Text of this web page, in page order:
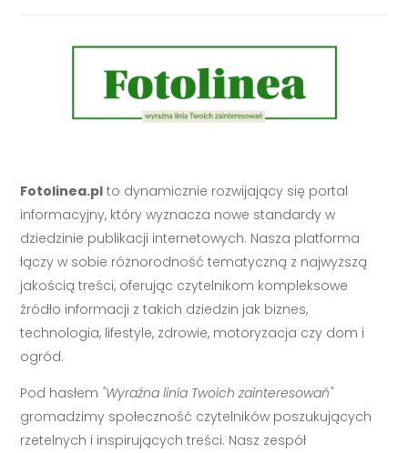
Fotolinea.pl to dynamicznie rozwijający się portal
informacyjny, który wyznacza nowe standardy w
dziedzinie publikacji internetowych. Nasza platforma
łączy w sobie różnorodność tematyczną z najwyższą
jakością treści, oferując czytelnikom kompleksowe
źródło informacji z takich dziedzin jak biznes,
technologia, lifestyle, zdrowie, motoryzacja czy dom i
ogród.
Pod hasłem "Wyraźna linia Twoich zainteresowań"
gromadzimy społeczność czytelników poszukujących
rzetelnych i inspirujących treści. Nasz zespół